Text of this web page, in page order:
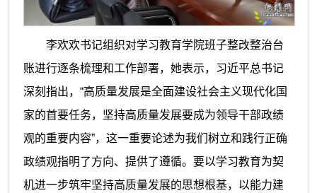
李欢欢书记组织对学习教育学院班子整改整治台
账进行逐条梳理和工作部署，她表示，习近平总书记
深刻指出，“高质量发展是全面建设社会主义现代化国
家的首要任务，坚持高质量发展要成为领导干部政绩
观的重要内容”，这一重要论述为我们树立和践行正确
政绩观指明了方向、提供了遵循。要以学习教育为契
机进一步筑牢坚持高质量发展的思想根基，以能力建